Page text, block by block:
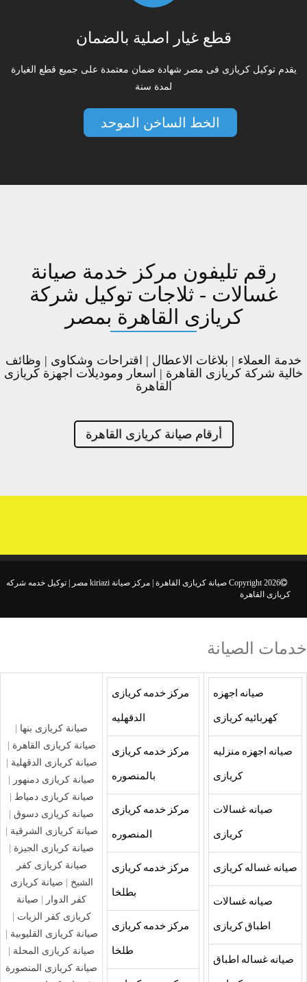
قطع غيار اصلية بالضمان
يقدم توكيل كريازى فى مصر شهادة ضمان معتمدة على جميع قطع الغيارة
لمدة سنة
الخط الساخن الموحد
رقم تليفون مركز خدمة صيانة
غسالات - ثلاجات توكيل شركة
كريازى القاهرة بمصر
خدمة العملاء | بلاغات الاعطال | اقتراحات وشكاوى | وظائف
خالية شركة كريازى القاهرة | اسعار وموديلات اجهزة كريازى
القاهرة
أرقام صيانة كريازى القاهرة
Copyright 2026 صيانة كريازى القاهرة | مركز صيانة kiriazi مصر | توكيل خدمه شركه
كريازى القاهرة
خدمات الصيانة
صيانه اجهزه
كهربائيه كريازى
صيانه اجهزه منزليه
كريازى
صيانه غسالات
كريازى
صيانه غساله كريازى
صيانه غسالات
اطباق كريازى
صيانه غساله اطباق
مركز خدمه كريازى
الدقهليه
مركز خدمه كريازى
بالمنصوره
مركز خدمه كريازى
المنصوره
مركز خدمه كريازى
بطلخا
مركز خدمه كريازى
طلخا
صيانة كريازى بنها
صيانة كريازى القاهرة
صيانة كريازى الدقهلية
صيانة كريازى دمنهور
صيانة كريازى دمياط
صيانة كريازى دسوق
صيانة كريازى الشرقية
صيانة كريازى الجيزة
صيانة كريازى كفر
الشيخ
صيانة كريازى
كفر الدوار
صيانة
كريازى كفر الزيات
صيانة كريازى القليوبية
صيانة كريازى المحلة
صيانة كريازى المنصورة